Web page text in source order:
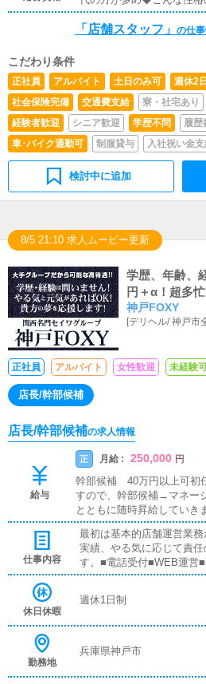
共感できる・人と話すのが
「店舗スタッフ」 の仕
こだわり条件
正社員 アルバイト 土日のみ可 週休2
社会保険完備
交通費支給 寮・社宅あり
経験者歓迎
シニア歓迎 学歴不問 履歴
車･バイク通勤可
制服貸与 入社祝い金
検討中に追加
8/5 21:10 求人ムービー更新
学歴、年齢、
円＋α！超多
大募集中!!
神戸FOXY
[デリヘル/神戸市
正社員 アルバイト 女性歓迎 未経験
店長/幹部候補
店長/幹部候補の求人情報
給与
正 月給 : 250,000 円
幹部候補 40万円以上可初
すので、幹部候補→マネー
とともに随時昇給していき
仕事内容
最初は基本的店舗運営業
実績、やる気に応じて責
す。■電話受付■WEB運営
ヘブンネットアクセスラ
リバリーヘルス・ホテルヘ
事を最高のロイヤリティ
る元気な男の子であれば
休日休暇
週休1日制
勤務地
兵庫県神戸市